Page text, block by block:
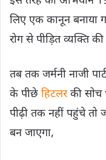
लिए एक कानून बनाया
रोग से पीड़ित व्यक्ति
तब तक जर्मनी नाजी
के पीछे हिटलरकी सोच
पीढ़ी तक नहीं पहुंचे तो
बन जाएगा,